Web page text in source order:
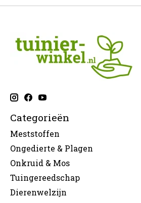
Categorieën
Meststoffen
Ongedierte & Plagen
Onkruid & Mos
Tuingereedschap
Dierenwelzijn